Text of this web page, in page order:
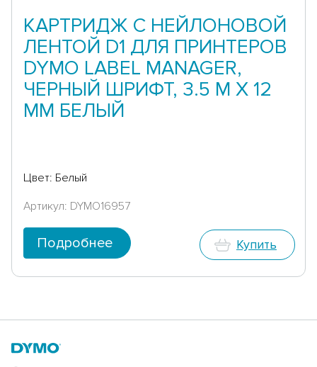
КАРТРИДЖ С НЕЙЛОНОВОЙ
ЛЕНТОЙ D1 ДЛЯ ПРИНТЕРОВ
DYMO LABEL MANAGER,
ЧЕРНЫЙ ШРИФТ, 3.5 М X 12
ММ БЕЛЫЙ
Цвет: Белый
Артикул: DYMO16957
Подробнее Купить